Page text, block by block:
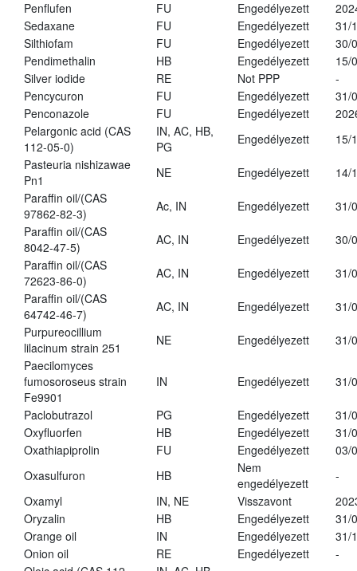
Penflufen FU Engedélyezett
Sedaxane
FU Engedélyezett
31/
Silthiofam
FU Engedélyezett
30/
Pendimethalin
HB Engedélyezett
15/
Silver iodide
RE Not PPP
-
Pencycuron
FU Engedélyezett
31/
Penconazole
FU Engedélyezett
Pelargonic acid (CAS
112-05-0)
IN, AC, HB,
PG
Engedélyezett
15/
Pasteuria nishizawae
Pn1
NE Engedélyezett
14/
Paraffin oil/(CAS
97862-82-3)
Ac, IN Engedélyezett
31/
Paraffin oil/(CAS
8042-47-5)
AC, IN Engedélyezett
30/
Paraffin oil/(CAS
72623-86-0)
AC, IN Engedélyezett
31/
Paraffin oil/(CAS
64742-46-7)
AC, IN Engedélyezett
31/
Purpureocillium
lilacinum strain 251
NE Engedélyezett
31/
Paecilomyces
fumosoroseus strain
Fe9901
IN Engedélyezett 31/
Paclobutrazol PG Engedélyezett
31/
Oxyfluorfen
HB Engedélyezett
31/
Oxathiapiprolin
FU Engedélyezett
03/
Oxasulfuron
HB
Nem
engedélyezett
-
Oxamyl
IN, NE Visszavont
Oryzalin
HB Engedélyezett
31/
Orange oil
IN Engedélyezett
31/
Onion oil
RE Engedélyezett
-